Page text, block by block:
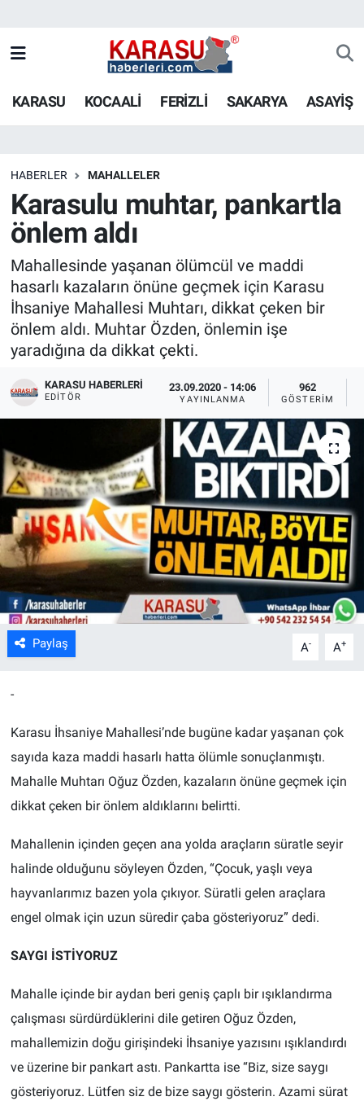
KARASU KOCAALİ FERİZLİ SAKARYA ASAYİŞ
HABERLER MAHALLELER
Karasulu muhtar, pankartla
önlem aldı
Mahallesinde yaşanan ölümcül ve maddi
hasarlı kazaların önüne geçmek için Karasu
İhsaniye Mahallesi Muhtarı, dikkat çeken bir
önlem aldı. Muhtar Özden, önlemin işe
yaradığına da dikkat çekti.
KARASU HABERLERI
EDITÖR
23.09.2020 - 14:06
YAYINLANMA
962
GÖSTERIM
Paylaş A- A+
-
Karasu İhsaniye Mahallesi’nde bugüne kadar yaşanan çok
sayıda kaza maddi hasarlı hatta ölümle sonuçlanmıştı.
Mahalle Muhtarı Oğuz Özden, kazaların önüne geçmek için
dikkat çeken bir önlem aldıklarını belirtti.
Mahallenin içinden geçen ana yolda araçların süratle seyir
halinde olduğunu söyleyen Özden, “Çocuk, yaşlı veya
hayvanlarımız bazen yola çıkıyor. Süratli gelen araçlara
engel olmak için uzun süredir çaba gösteriyoruz” dedi.
SAYGI İSTİYORUZ
Mahalle içinde bir aydan beri geniş çaplı bir ışıklandırma
çalışması sürdürdüklerini dile getiren Oğuz Özden,
mahallemizin doğu girişindeki İhsaniye yazısını ışıklandırdı
ve üzerine bir pankart astı. Pankartta ise “Biz, size saygı
gösteriyoruz. Lütfen siz de bize saygı gösterin. Azami sürat